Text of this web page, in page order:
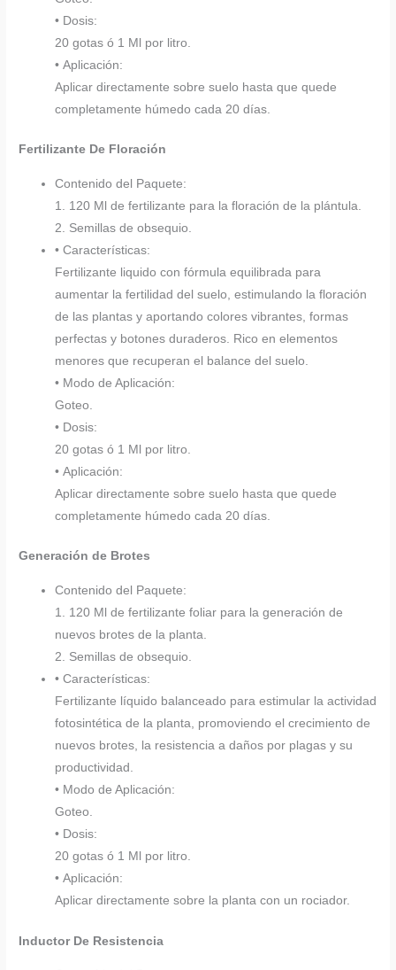
• Dosis:
20 gotas ó 1 Ml por litro.
• Aplicación:
Aplicar directamente sobre suelo hasta que quede
completamente húmedo cada 20 días.
Fertilizante De Floración
Contenido del Paquete:
1. 120 Ml de fertilizante para la floración de la plántula.
2. Semillas de obsequio.
• Características:
Fertilizante liquido con fórmula equilibrada para
aumentar la fertilidad del suelo, estimulando la floración
de las plantas y aportando colores vibrantes, formas
perfectas y botones duraderos. Rico en elementos
menores que recuperan el balance del suelo.
• Modo de Aplicación:
Goteo.
• Dosis:
20 gotas ó 1 Ml por litro.
• Aplicación:
Aplicar directamente sobre suelo hasta que quede
completamente húmedo cada 20 días.
Generación de Brotes
Contenido del Paquete:
1. 120 Ml de fertilizante foliar para la generación de
nuevos brotes de la planta.
2. Semillas de obsequio.
• Características:
Fertilizante líquido balanceado para estimular la actividad
fotosintética de la planta, promoviendo el crecimiento de
nuevos brotes, la resistencia a daños por plagas y su
productividad.
• Modo de Aplicación:
Goteo.
• Dosis:
20 gotas ó 1 Ml por litro.
• Aplicación:
Aplicar directamente sobre la planta con un rociador.
Inductor De Resistencia